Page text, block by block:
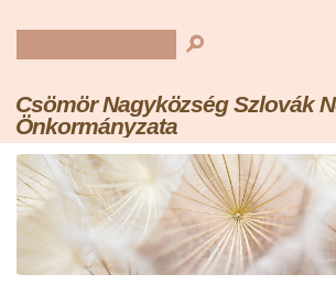
Csömör Nagyközség Szlovák
Önkormányzata